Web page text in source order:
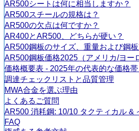
AR500シートは何に相当しますか？
AR500スチールの規格は？
AR500の欠点は何ですか？
AR400とAR500、どちらが硬い？
AR500鋼板のサイズ、重量および鋼
AR500鋼板価格2025（アメリカ/ヨー
価格概要表 - 2025年の代表的な価格帯
調達チェックリストと品質管理
MWA合金を選ぶ理由
よくあるご質問
AR500 消耗鋼: 10/10 タクティカル &
FAQ